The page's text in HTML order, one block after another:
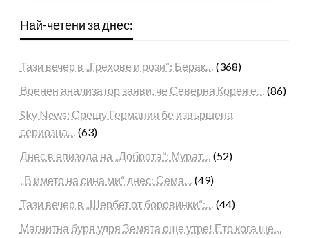
Най-четени за днес:
Тази вечер в „Грехове и рози“: Берак… (368)
Военен анализатор заяви, че Северна Корея е… (86)
Sky News: Срещу Германия бе извършена
сериозна… (63)
Днес в епизода на „Доброта“: Мурат… (52)
„В името на сина ми“ днес: Сема… (49)
Тази вечер в „Шербет от боровинки“:… (44)
Магнитна буря удря Земята още утре! Ето кога ще…